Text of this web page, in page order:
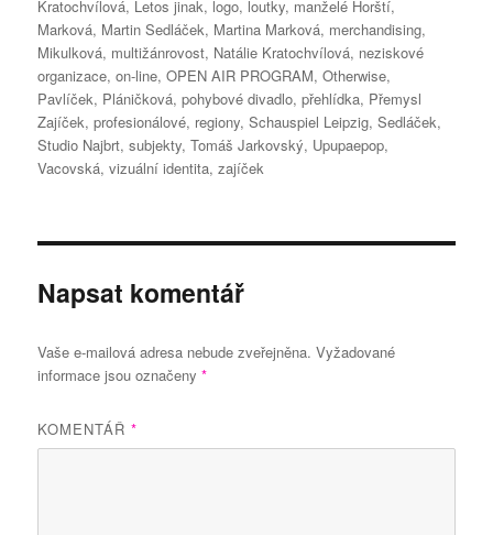
Kratochvílová, Letos jinak, logo, loutky, manželé Horští,
Marková, Martin Sedláček, Martina Marková, merchandising,
Mikulková, multižánrovost, Natálie Kratochvílová, neziskové
organizace,on-line,OPEN AIR PROGRAM,Otherwise,
Pavlíček, Pláničková,pohybové divadlo,přehlídka, Přemysl
Zajíček,profesionálové, regiony,Schauspiel Leipzig,Sedláček,
Studio Najbrt,subjekty,Tomáš Jarkovský, Upupaepop,
Vacovská,vizuální identita,zajíček
Napsat komentář
Vaše e-mailová adresa nebude zveřejněna. Vyžadované
informace jsou označeny*
KOMENTÁŘ*